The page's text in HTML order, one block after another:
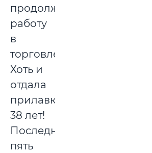
продолжить
работу
в
торговле.
Хоть и
отдала
прилавку
38 лет!
Последние
пять